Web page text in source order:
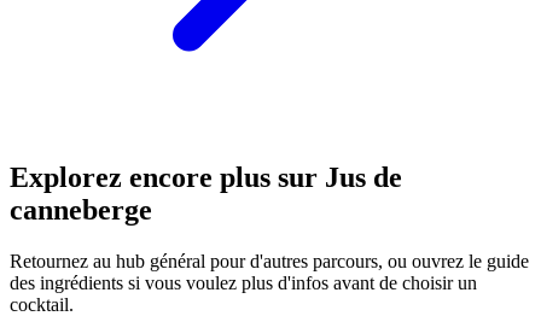
Explorez encore plus sur Jus de
canneberge
Retournez au hub général pour d'autres parcours, ou ouvrez le guide
des ingrédients si vous voulez plus d'infos avant de choisir un
cocktail.